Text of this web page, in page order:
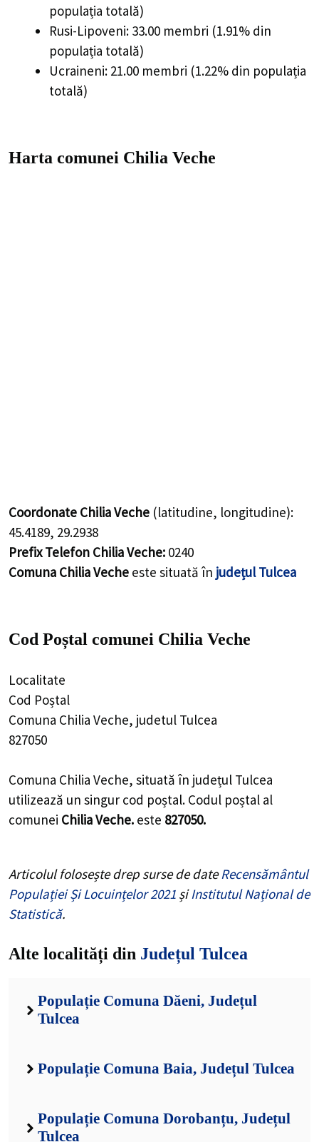
populația totală)
Rusi-Lipoveni: 33.00 membri (1.91% din
populația totală)
Ucraineni: 21.00 membri (1.22% din populația
totală)
Harta comunei Chilia Veche
Coordonate Chilia Veche (latitudine, longitudine):
45.4189, 29.2938
Prefix Telefon Chilia Veche: 0240
Comuna Chilia Veche este situată în județul Tulcea
Cod Poștal comunei Chilia Veche
Localitate
Cod Poștal
Comuna Chilia Veche, judetul Tulcea
827050
Comuna Chilia Veche, situată în județul Tulcea
utilizează un singur cod poștal. Codul poștal al
comunei Chilia Veche. este 827050.
Articolul folosește drep surse de dateRecensământul
Populației Și Locuințelor 2021 șiInstitutul Național de
Statistică.
Alte localități din Județul Tulcea
Populație Comuna Dăeni, Județul
Tulcea
Populație Comuna Baia, Județul Tulcea
Populație Comuna Dorobanțu, Județul
Tulcea